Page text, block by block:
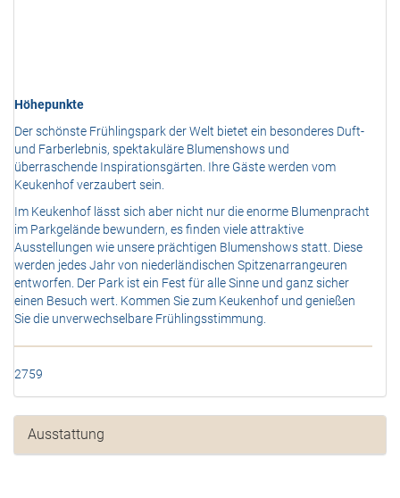
Höhepunkte
Der schönste Frühlingspark der Welt bietet ein besonderes Duft-
und Farberlebnis, spektakuläre Blumenshows und
überraschende Inspirationsgärten. Ihre Gäste werden vom
Keukenhof verzaubert sein.
Im Keukenhof lässt sich aber nicht nur die enorme Blumenpracht
im Parkgelände bewundern, es finden viele attraktive
Ausstellungen wie unsere prächtigen Blumenshows statt. Diese
werden jedes Jahr von niederländischen Spitzenarrangeuren
entworfen. Der Park ist ein Fest für alle Sinne und ganz sicher
einen Besuch wert. Kommen Sie zum Keukenhof und genießen
Sie die unverwechselbare Frühlingsstimmung.
2759
Ausstattung